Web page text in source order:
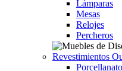
Lámparas
Mesas
Relojes
Percheros
Revestimientos